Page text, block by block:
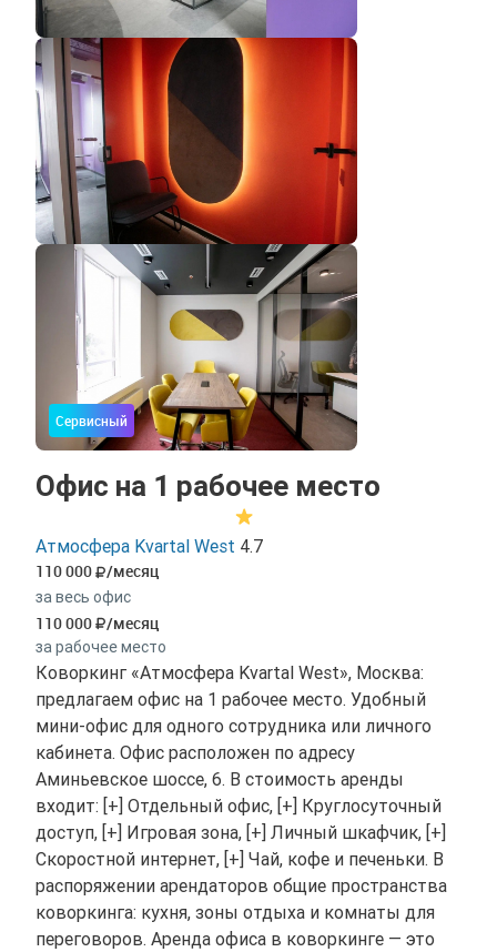
Сервисный
Офис на 1 рабочее место
Атмосфера Kvartal West 4.7
110 000 /месяц
за весь офис
110 000 /месяц
за рабочее место
Коворкинг «Атмосфера Kvartal West», Москва:
предлагаем офис на 1 рабочее место. Удобный
мини-офис для одного сотрудника или личного
кабинета. Офис расположен по адресу
Аминьевское шоссе, 6. В стоимость аренды
входит: [+] Отдельный офис, [+] Круглосуточный
доступ, [+] Игровая зона, [+] Личный шкафчик, [+]
Скоростной интернет, [+] Чай, кофе и печеньки. В
распоряжении арендаторов общие пространства
коворкинга: кухня, зоны отдыха и комнаты для
переговоров. Аренда офиса в коворкинге — это